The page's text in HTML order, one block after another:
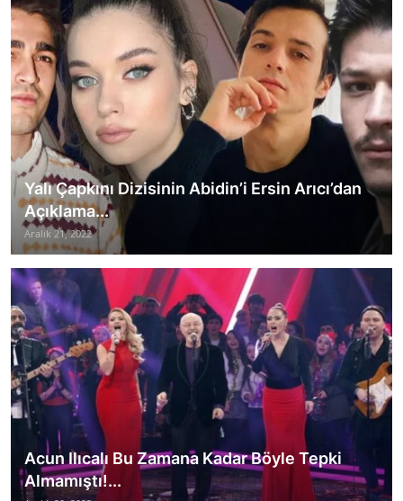
Yalı Çapkını Dizisinin Abidin’i Ersin Arıcı’dan
Açıklama...
Aralık 21, 2022
Acun Ilıcalı Bu Zamana Kadar Böyle Tepki
Almamıştı!...